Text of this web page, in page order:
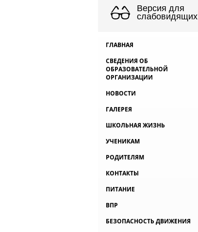
Версия для
слабовидящих
ГЛАВНАЯ
СВЕДЕНИЯ ОБ
ОБРАЗОВАТЕЛЬНОЙ
ОРГАНИЗАЦИИ
НОВОСТИ
ГАЛЕРЕЯ
ШКОЛЬНАЯ ЖИЗНЬ
УЧЕНИКАМ
РОДИТЕЛЯМ
КОНТАКТЫ
ПИТАНИЕ
ВПР
БЕЗОПАСНОСТЬ ДВИЖЕНИЯ